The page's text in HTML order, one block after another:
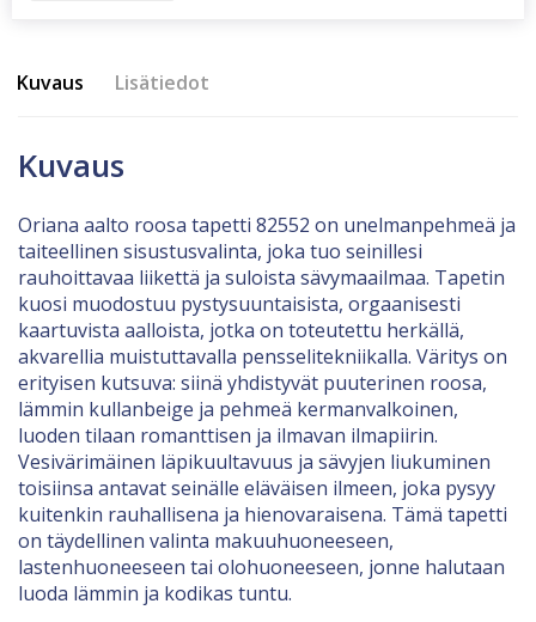
Kuvaus Lisätiedot
Kuvaus
Oriana aalto roosa tapetti 82552 on unelmanpehmeä ja
taiteellinen sisustusvalinta, joka tuo seinillesi
rauhoittavaa liikettä ja suloista sävymaailmaa. Tapetin
kuosi muodostuu pystysuuntaisista, orgaanisesti
kaartuvista aalloista, jotka on toteutettu herkällä,
akvarellia muistuttavalla pensselitekniikalla. Väritys on
erityisen kutsuva: siinä yhdistyvät puuterinen roosa,
lämmin kullanbeige ja pehmeä kermanvalkoinen,
luoden tilaan romanttisen ja ilmavan ilmapiirin.
Vesivärimäinen läpikuultavuus ja sävyjen liukuminen
toisiinsa antavat seinälle eläväisen ilmeen, joka pysyy
kuitenkin rauhallisena ja hienovaraisena. Tämä tapetti
on täydellinen valinta makuuhuoneeseen,
lastenhuoneeseen tai olohuoneeseen, jonne halutaan
luoda lämmin ja kodikas tuntu.